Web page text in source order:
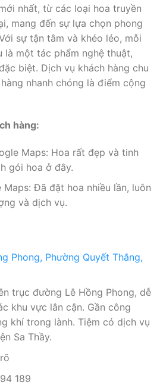
nhất, từ các loại hoa truyền
mang đến sự lựa chọn phong
sự tận tâm và khéo léo, mỗi
là một tác phẩm nghệ thuật,
biệt. Dịch vụ khách hàng chu
nhanh chóng là điểm cộng
hàng:
Maps: Hoa rất đẹp và tinh
gói hoa ở đây.
Maps: Đã đặt hoa nhiều lần, luôn
và dịch vụ.
Phong, Phường Quyết Thắng,
trục đường Lê Hồng Phong, dễ
khu vực lân cận. Gần công
khí trong lành. Tiệm có dịch vụ
Sa Thầy.
189